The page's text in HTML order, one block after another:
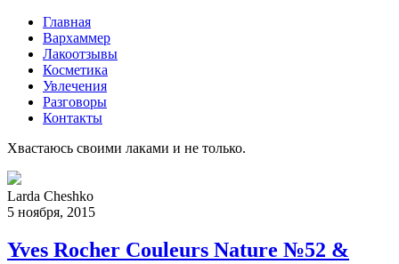
Главная
Вархаммер
Лакоотзывы
Косметика
Увлечения
Разговоры
Контакты
Хвастаюсь своими лаками и не только.
Larda Cheshko
5 ноября, 2015
Yves Rocher Couleurs Nature №52 &